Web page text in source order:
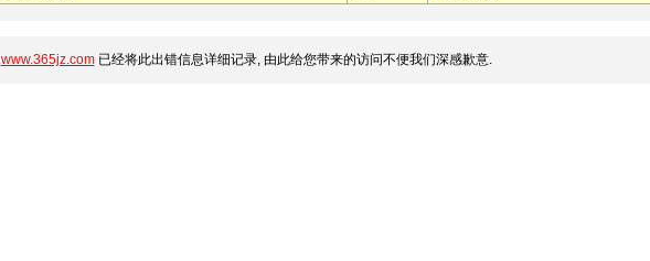
www.365jz.com已经将此出错信息详细记录, 由此给您带来的访问不便我们深感歉意.